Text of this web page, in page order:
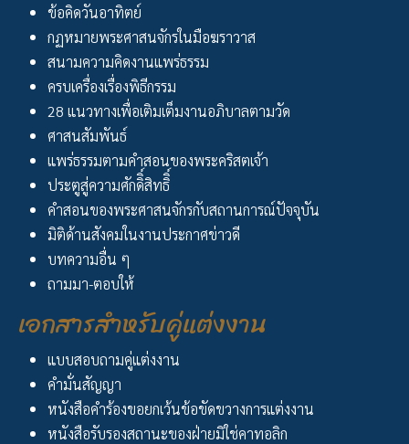
ข้อคิดวันอาทิตย์
กฏหมายพระศาสนจักรในมือฆราวาส
สนามความคิดงานแพร่ธรรม
ครบเครื่องเรื่องพิธีกรรม
28 แนวทางเพื่อเติมเต็มงานอภิบาลตามวัด
ศาสนสัมพันธ์
แพร่ธรรมตามคำสอนของพระคริสตเจ้า
ประตูสู่ความศักดิิ์สิทธิิ์
คำสอนของพระศาสนจักรกับสถานการณ์ปัจจุบัน
มิติด้านสังคมในงานประกาศข่าวดี
บทความอื่น ๆ
ถามมา-ตอบให้
เอกสารสำหรับคู่แต่งงาน
แบบสอบถามคู่แต่งงาน
คำมั่นสัญญา
หนังสือคำร้องขอยกเว้นข้อขัดขวางการแต่งงาน
หนังสือรับรองสถานะของฝ่ายมิใช่คาทอลิก